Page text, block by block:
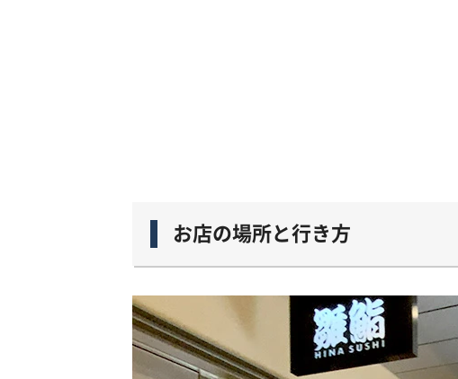
お店の場所と行き方